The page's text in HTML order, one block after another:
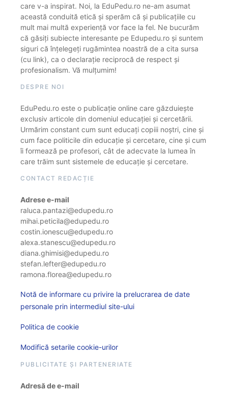
care v-a inspirat. Noi, la EduPedu.ro ne-am asumat
această conduită etică și sperăm că și publicațiile cu
mult mai multă experiență vor face la fel. Ne bucurăm
că găsiți subiecte interesante pe Edupedu.ro și suntem
siguri că înțelegeți rugămintea noastră de a cita sursa
(cu link), ca o declarație reciprocă de respect și
profesionalism. Vă mulțumim!
DESPRE NOI
EduPedu.ro este o publicație online care găzduiește
exclusiv articole din domeniul educației și cercetării.
Urmărim constant cum sunt educați copiii noștri, cine și
cum face politicile din educație și cercetare, cine și cum
îi formează pe profesori, cât de adecvate la lumea în
care trăim sunt sistemele de educație și cercetare.
CONTACT REDACȚIE
Adrese e-mail
raluca.pantazi@edupedu.ro
mihai.peticila@edupedu.ro
costin.ionescu@edupedu.ro
alexa.stanescu@edupedu.ro
diana.ghimisi@edupedu.ro
stefan.lefter@edupedu.ro
ramona.florea@edupedu.ro
Notă de informare cu privire la prelucrarea de date
personale prin intermediul site-ului
Politica de cookie
Modifică setarile cookie-urilor
PUBLICITATE ȘI PARTENERIATE
Adresă de e-mail